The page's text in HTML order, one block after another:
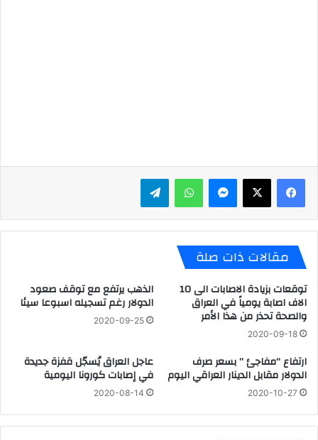
ماسنجر واتساب تيلقرام
مقالات ذات صلة
توقعات بزيادة الاصابات الى 10
الاف اصابة يومياً في العراق
والصحة تحذر من هذا الأمر
2020-09-18
الذهب يرتفع مع توقف صعود
الدولار رغم تسجيله اسبوعا سيئا
2020-09-25
ارتفاع “مفاجئ ” بسعر صرف
الدولار مقابل الدينار العراقي اليوم
2020-10-27
عاجل العراق يُسجّل قفزة جديدة
في إصابات كورونا اليومية
2020-08-14